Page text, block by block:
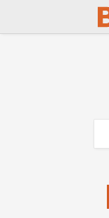
Skip to Main Content